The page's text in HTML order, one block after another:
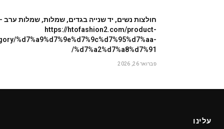
חולצות נשים, יד שנייה בגדים, שמלות, שמלות ערב
https://htofashion2.com/product-
%d7%a9%d7%9e%d7%9c%d7%95%d7%aa-
%d7%a2%d7%a8%d7%91/
פברואר 26, 2026
עלינו